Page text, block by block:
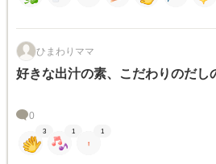
ひまわりママ
好きな出汁の素、こだわりのだし
0
3 1 1